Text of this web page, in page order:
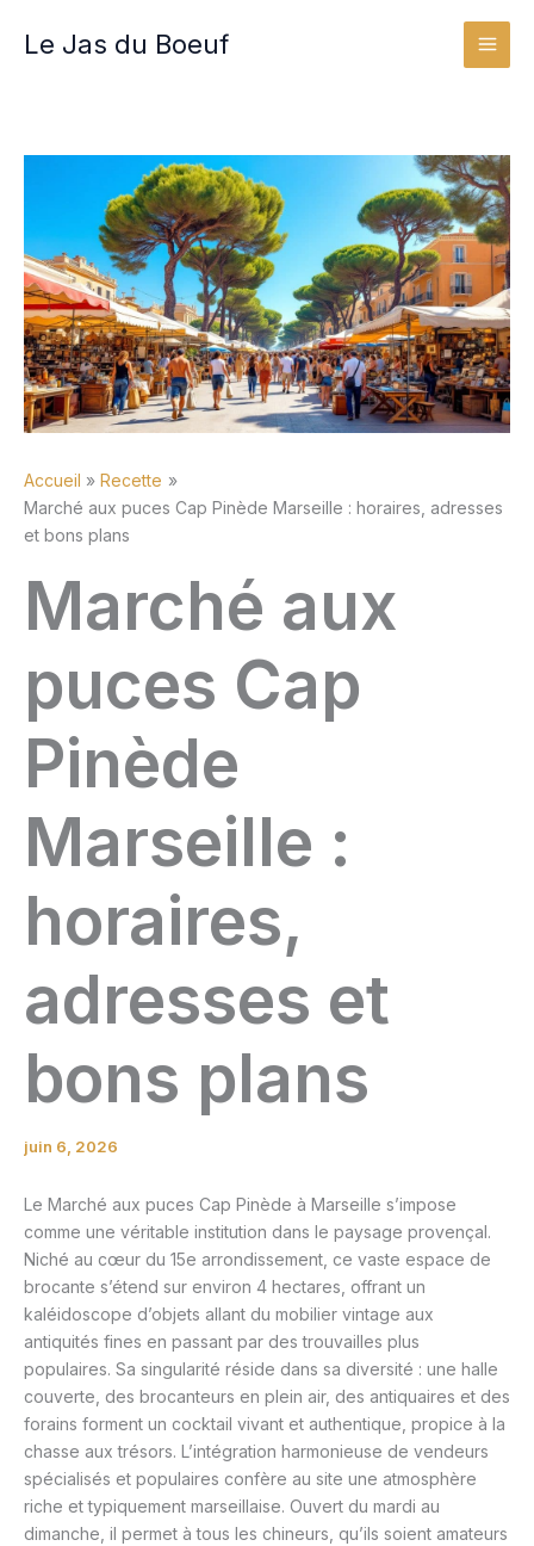
Le Jas du Boeuf
Accueil
Recette
Marché aux puces Cap Pinède Marseille : horaires, adresses
et bons plans
Marché aux
puces Cap
Pinède
Marseille :
horaires,
adresses et
bons plans
juin 6, 2026
Le Marché aux puces Cap Pinède à Marseille s’impose
comme une véritable institution dans le paysage provençal.
Niché au cœur du 15e arrondissement, ce vaste espace de
brocante s’étend sur environ 4 hectares, offrant un
kaléidoscope d’objets allant du mobilier vintage aux
antiquités fines en passant par des trouvailles plus
populaires. Sa singularité réside dans sa diversité : une halle
couverte, des brocanteurs en plein air, des antiquaires et des
forains forment un cocktail vivant et authentique, propice à la
chasse aux trésors. L’intégration harmonieuse de vendeurs
spécialisés et populaires confère au site une atmosphère
riche et typiquement marseillaise. Ouvert du mardi au
dimanche, il permet à tous les chineurs, qu’ils soient amateurs